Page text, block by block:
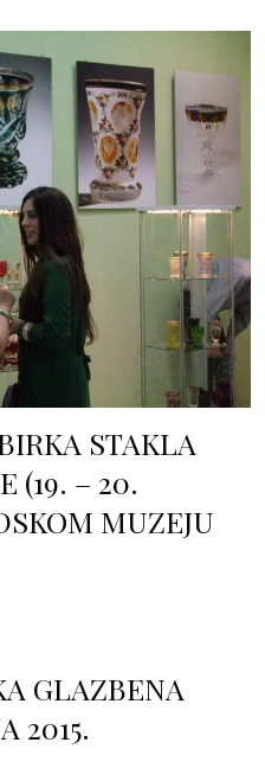
STAKLA
(19. – 20.
MUZEJU
GLAZBENA
2015.